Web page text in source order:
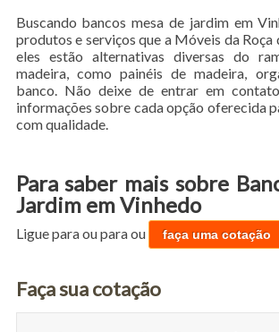
Buscando bancos mesa de jardim em
produtos e serviços que a Móveis da
eles estão alternativas diversas do
madeira, como painéis de madeira,
banco. Não deixe de entrar em
informações sobre cada opção oferecida
com qualidade.
Para saber mais sobre
Jardim em Vinhedo
Ligue paraou paraou faça uma cotação
Faça sua cotação